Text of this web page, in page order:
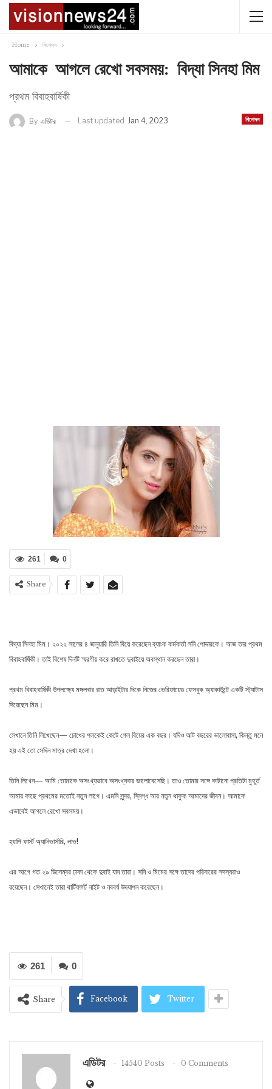
Home বিনোদন
আমাকে আগলে রেখো সবসময়: বিদ্যা সিনহা মিম
প্রথম বিবাহবার্ষিকী
বিনোদন
By এডিটর Last updated Jan 4, 2023
0
261
Share
বিদ্যা সিনহা মিম। ২০২২ সালের ৪ জানুয়ারি তিনি বিয়ে করেছেন ব্যাংক কর্মকর্তা সনি পোদ্দারকে। আজ তার প্রথম
বিবাহবার্ষিকী। তাই বিশেষ দিনটি স্মরণীয় করে রাখতে দুবাইয়ে অবস্থান করছেন তারা।
প্রথম বিবাহবার্ষিকী উপলক্ষ্যে মঙ্গলবার রাত আড়াইটার দিকে নিজের ভেরিফায়েড ফেসবুক অ্যাকাউন্টে একটি স্ট্যাটাস
দিয়েছেন মিম।
সেখানে তিনি লিখেছেন— চোখের পলকেই কেটে গেল বিয়ের এক বছর। যদিও আট বছরের ভালোবাসা, কিন্তু মনে
হয় এই তো সেদিন মাত্র দেখা হলো।
তিনি লিখেন— আমি তোমাকে অসংখ্যভাবে অসংখ্যবার ভালোবেসেছি। তাও তোমার সঙ্গে কাটানো প্রতিটা মুহূর্ত
আমার কাছে প্রথমের মতোই নতুন লাগে। এমনি সুন্দর, স্নিগ্ধ আর নতুন থাকুক আমাদের জীবন। আমাকে
এভাবেই আগলে রেখো সবসময়।
হ্যাপি ফার্স্ট অ্যানিভার্সারি, লাভ!
এর আগে গত ২৯ ডিসেম্বর ঢাকা থেকে দুবাই যান তারা। সনি ও মিমের সঙ্গে তাদের পরিবারের সদস্যরাও
রয়েছেন। সেখানেই তারা থার্টিফার্স্ট নাইট ও নববর্ষ উদযাপন করেছেন।
0
261
Share Facebook Twitter
এডিটর 14540 Posts 0 Comments